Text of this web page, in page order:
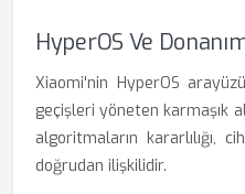
HyperOS Ve
Xiaomi'nin HyperOS
geçişleri yöneten karmaşık
algoritmaların kararlılığı,
doğrudan ilişkilidir.